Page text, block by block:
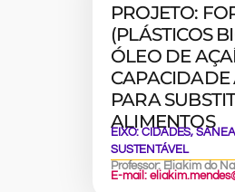
PROJETO:
(PLÁSTICOS
ÓLEO DE
CAPACIDADE
PARA
ALIMENTOS
EIXO:CIDADES,
SUSTENTÁVEL
Professor: Eliakim do
E-mail: